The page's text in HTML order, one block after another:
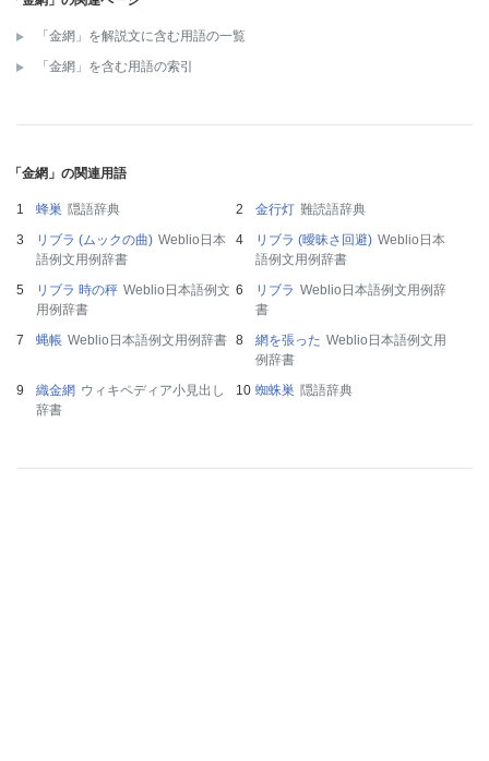
「金網」を解説文に含む用語の一覧
「金網」を含む用語の索引
「金網」の関連用語
蜂巣 隠語辞典 金行灯 難読語辞典
リブラ (ムックの曲) Weblio日本
語例文用例辞書
リブラ (曖昧さ回避) Weblio日本
語例文用例辞書
リブラ 時の秤 Weblio日本語例文
用例辞書
リブラ Weblio日本語例文用例辞
書
蝿帳 Weblio日本語例文用例辞書 網を張った Weblio日本語例文用
例辞書
織金網 ウィキペディア小見出し
辞書
蜘蛛巣 隠語辞典